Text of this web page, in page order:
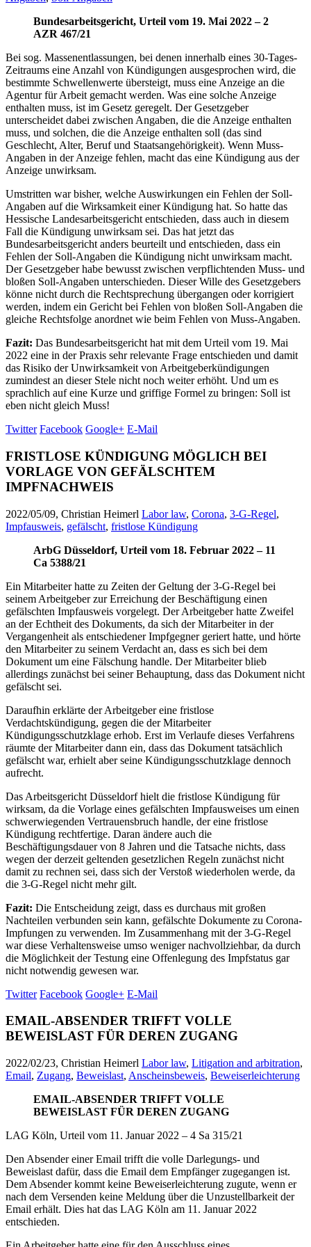
Bundesarbeitsgericht, Urteil vom 19. Mai 2022 – 2
AZR 467/21
Bei sog. Massenentlassungen, bei denen innerhalb eines 30-Tages-
Zeitraums eine Anzahl von Kündigungen ausgesprochen wird, die
bestimmte Schwellenwerte übersteigt, muss eine Anzeige an die
Agentur für Arbeit gemacht werden. Was eine solche Anzeige
enthalten muss, ist im Gesetz geregelt. Der Gesetzgeber
unterscheidet dabei zwischen Angaben, die die Anzeige enthalten
muss, und solchen, die die Anzeige enthalten soll (das sind
Geschlecht, Alter, Beruf und Staatsangehörigkeit). Wenn Muss-
Angaben in der Anzeige fehlen, macht das eine Kündigung aus der
Anzeige unwirksam.
Umstritten war bisher, welche Auswirkungen ein Fehlen der Soll-
Angaben auf die Wirksamkeit einer Kündigung hat. So hatte das
Hessische Landesarbeitsgericht entschieden, dass auch in diesem
Fall die Kündigung unwirksam sei. Das hat jetzt das
Bundesarbeitsgericht anders beurteilt und entschieden, dass ein
Fehlen der Soll-Angaben die Kündigung nicht unwirksam macht.
Der Gesetzgeber habe bewusst zwischen verpflichtenden Muss- und
bloßen Soll-Angaben unterschieden. Dieser Wille des Gesetzgebers
könne nicht durch die Rechtsprechung übergangen oder korrigiert
werden, indem ein Gericht bei Fehlen von bloßen Soll-Angaben die
gleiche Rechtsfolge anordnet wie beim Fehlen von Muss-Angaben.
Fazit: Das Bundesarbeitsgericht hat mit dem Urteil vom 19. Mai
2022 eine in der Praxis sehr relevante Frage entschieden und damit
das Risiko der Unwirksamkeit von Arbeitgeberkündigungen
zumindest an dieser Stele nicht noch weiter erhöht. Und um es
sprachlich auf eine Kurze und griffige Formel zu bringen: Soll ist
eben nicht gleich Muss!
Twitter Facebook Google+ E-Mail
FRISTLOSE KÜNDIGUNG MÖGLICH BEI
VORLAGE VON GEFÄLSCHTEM
IMPFNACHWEIS
2022/05/09, Christian Heimerl Labor law, Corona, 3-G-Regel,
Impfausweis, gefälscht, fristlose Kündigung
ArbG Düsseldorf, Urteil vom 18. Februar 2022 – 11
Ca 5388/21
Ein Mitarbeiter hatte zu Zeiten der Geltung der 3-G-Regel bei
seinem Arbeitgeber zur Erreichung der Beschäftigung einen
gefälschten Impfausweis vorgelegt. Der Arbeitgeber hatte Zweifel
an der Echtheit des Dokuments, da sich der Mitarbeiter in der
Vergangenheit als entschiedener Impfgegner geriert hatte, und hörte
den Mitarbeiter zu seinem Verdacht an, dass es sich bei dem
Dokument um eine Fälschung handle. Der Mitarbeiter blieb
allerdings zunächst bei seiner Behauptung, dass das Dokument nicht
gefälscht sei.
Daraufhin erklärte der Arbeitgeber eine fristlose
Verdachtskündigung, gegen die der Mitarbeiter
Kündigungsschutzklage erhob. Erst im Verlaufe dieses Verfahrens
räumte der Mitarbeiter dann ein, dass das Dokument tatsächlich
gefälscht war, erhielt aber seine Kündigungsschutzklage dennoch
aufrecht.
Das Arbeitsgericht Düsseldorf hielt die fristlose Kündigung für
wirksam, da die Vorlage eines gefälschten Impfausweises um einen
schwerwiegenden Vertrauensbruch handle, der eine fristlose
Kündigung rechtfertige. Daran ändere auch die
Beschäftigungsdauer von 8 Jahren und die Tatsache nichts, dass
wegen der derzeit geltenden gesetzlichen Regeln zunächst nicht
damit zu rechnen sei, dass sich der Verstoß wiederholen werde, da
die 3-G-Regel nicht mehr gilt.
Fazit: Die Entscheidung zeigt, dass es durchaus mit großen
Nachteilen verbunden sein kann, gefälschte Dokumente zu Corona-
Impfungen zu verwenden. Im Zusammenhang mit der 3-G-Regel
war diese Verhaltensweise umso weniger nachvollziehbar, da durch
die Möglichkeit der Testung eine Offenlegung des Impfstatus gar
nicht notwendig gewesen war.
Twitter Facebook Google+ E-Mail
EMAIL-ABSENDER TRIFFT VOLLE
BEWEISLAST FÜR DEREN ZUGANG
2022/02/23, Christian Heimerl Labor law, Litigation and arbitration,
Email, Zugang, Beweislast, Anscheinsbeweis, Beweiserleichterung
EMAIL-ABSENDER TRIFFT VOLLE
BEWEISLAST FÜR DEREN ZUGANG
LAG Köln, Urteil vom 11. Januar 2022 – 4 Sa 315/21
Den Absender einer Email trifft die volle Darlegungs- und
Beweislast dafür, dass die Email dem Empfänger zugegangen ist.
Dem Absender kommt keine Beweiserleichterung zugute, wenn er
nach dem Versenden keine Meldung über die Unzustellbarkeit der
Email erhält. Dies hat das LAG Köln am 11. Januar 2022
entschieden.